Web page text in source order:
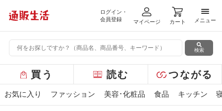
ログイン・
会員登録
マイページ カート
メ
メニュー
検索
ー
バ
買う 読む つながる
お気に入り ファッション 美容･化粧品 食品 キッチン